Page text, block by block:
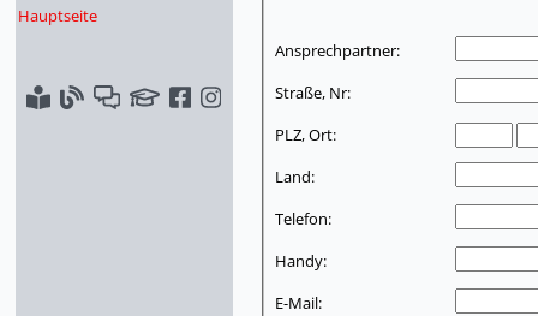
Hauptseite
Ansprechpartner:
Straße, Nr:
PLZ, Ort:
Land:
Telefon:
Handy:
E-Mail: